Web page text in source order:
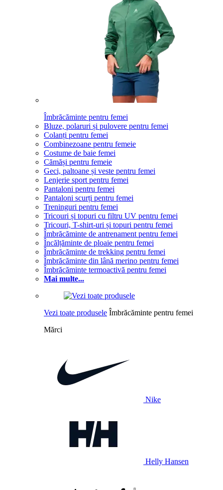
Îmbrăcăminte pentru femei
Bluze, polaruri și pulovere pentru femei
Colanți pentru femei
Combinezoane pentru femeie
Costume de baie femei
Cămăși pentru femeie
Geci, paltoane și veste pentru femei
Lenjerie sport pentru femei
Pantaloni pentru femei
Pantaloni scurți pentru femei
Treninguri pentru femei
Tricouri și topuri cu filtru UV pentru femei
Tricouri, T-shirt-uri și topuri pentru femei
Îmbrăcăminte de antrenament pentru femei
Încălțăminte de ploaie pentru femei
Îmbrăcăminte de trekking pentru femei
Îmbrăcăminte din lână merino pentru femei
Îmbrăcăminte termoactivă pentru femei
Mai multe...
Vezi toate produsele Îmbrăcăminte pentru femei
Mărci
Nike
Helly Hansen